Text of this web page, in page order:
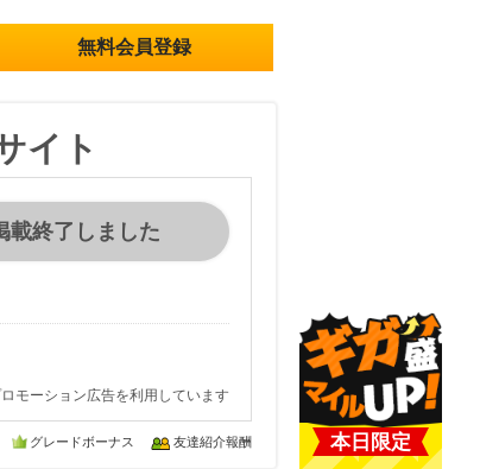
無料会員登録
イト
載終了しました
モーション広告を利用しています
グレードボーナス 友達紹介報酬 本日限定